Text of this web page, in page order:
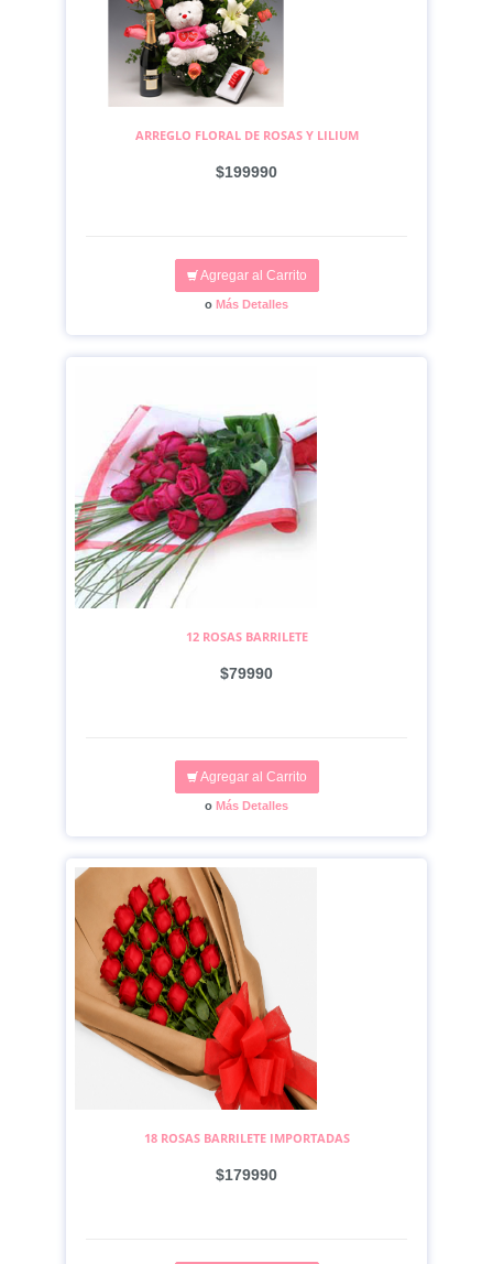
ARREGLO FLORAL DE ROSAS Y LILIUM
$199990
Agregar al Carrito
o Más Detalles
12 ROSAS BARRILETE
$79990
Agregar al Carrito
o Más Detalles
18 ROSAS BARRILETE IMPORTADAS
$179990